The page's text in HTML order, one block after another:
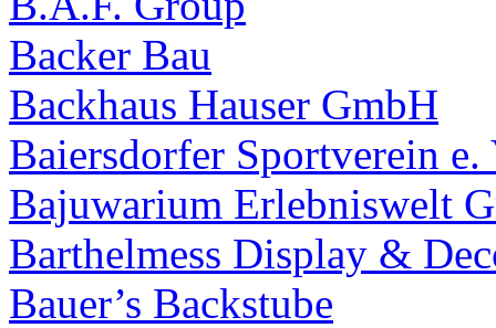
Backer Bau
Backhaus Hauser GmbH
Baiersdorfer Sportverein e.
Bajuwarium Erlebniswelt
Barthelmess Display &
Bauer’s Backstube